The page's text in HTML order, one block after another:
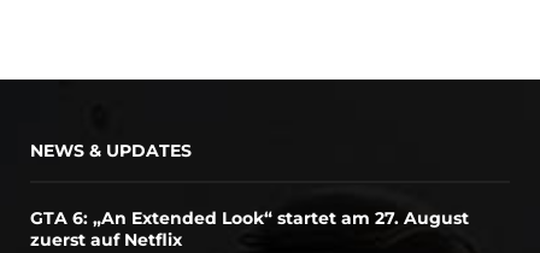
NEWS & UPDATES
GTA 6: „An Extended Look“ startet am 27. August
zuerst auf Netflix